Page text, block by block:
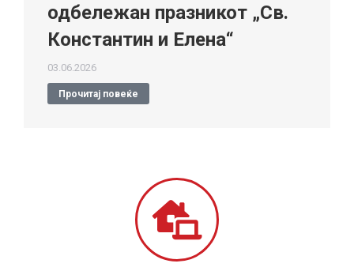
одбележан празникот „Св.
Константин и Елена“
03.06.2026
Прочитај повеќе